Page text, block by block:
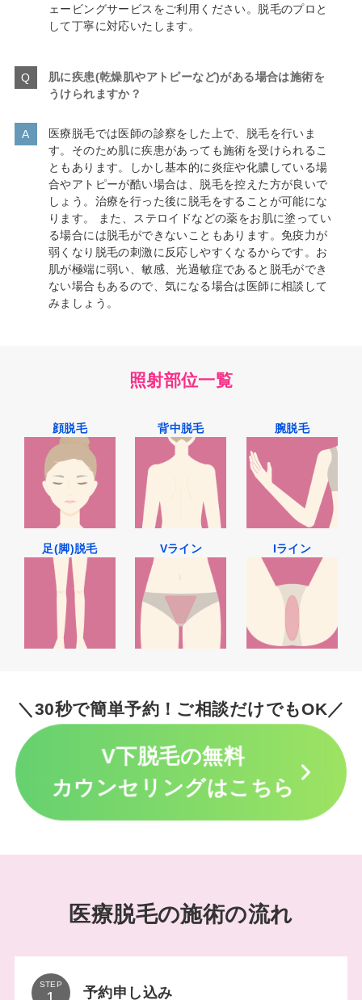
ェービングサービスをご利用ください。脱毛のプロと
して丁寧に対応いたします。
肌に疾患(乾燥肌やアトピーなど)がある場合は施術を
うけられますか？
医療脱毛では医師の診察をした上で、脱毛を行いま
す。そのため肌に疾患があっても施術を受けられるこ
ともあります。しかし基本的に炎症や化膿している場
合やアトピーが酷い場合は、脱毛を控えた方が良いで
しょう。治療を行った後に脱毛をすることが可能にな
ります。 また、ステロイドなどの薬をお肌に塗ってい
る場合には脱毛ができないこともあります。免疫力が
弱くなり脱毛の刺激に反応しやすくなるからです。お
肌が極端に弱い、敏感、光過敏症であると脱毛ができ
ない場合もあるので、気になる場合は医師に相談して
みましょう。
照射部位一覧
顔脱毛 背中脱毛 腕脱毛
足(脚)脱毛 Vライン Iライン
＼30秒で簡単予約！ご相談だけでもOK／
V下脱毛の無料
カウンセリングはこちら
医療脱毛の施術の流れ
STEP
予約申し込み